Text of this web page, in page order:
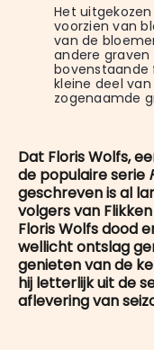
Het
voorzien van
van de
andere
bovenstaande
kleine deel
zogenaamde
Dat Floris Wolfs,
de populaire serie
geschreven is al
volgers van
Floris Wolfs dood
wellicht ontslag
genieten van de
hij letterlijk uit de
aflevering van